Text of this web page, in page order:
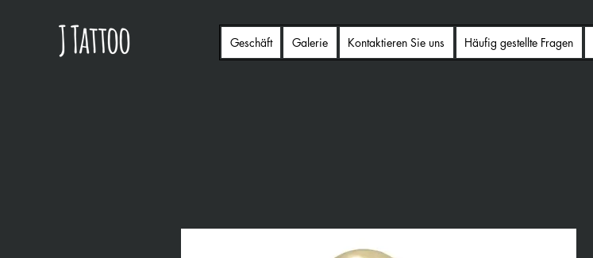
Geschäft Galerie Kontaktieren Sie uns Häufig gestellte Fragen